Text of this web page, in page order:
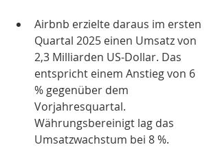
Airbnb erzielte daraus im ersten
Quartal 2025 einen Umsatz von
2,3 Milliarden US-Dollar. Das
entspricht einem Anstieg von 6
% gegenüber dem
Vorjahresquartal.
Währungsbereinigt lag das
Umsatzwachstum bei 8 %.